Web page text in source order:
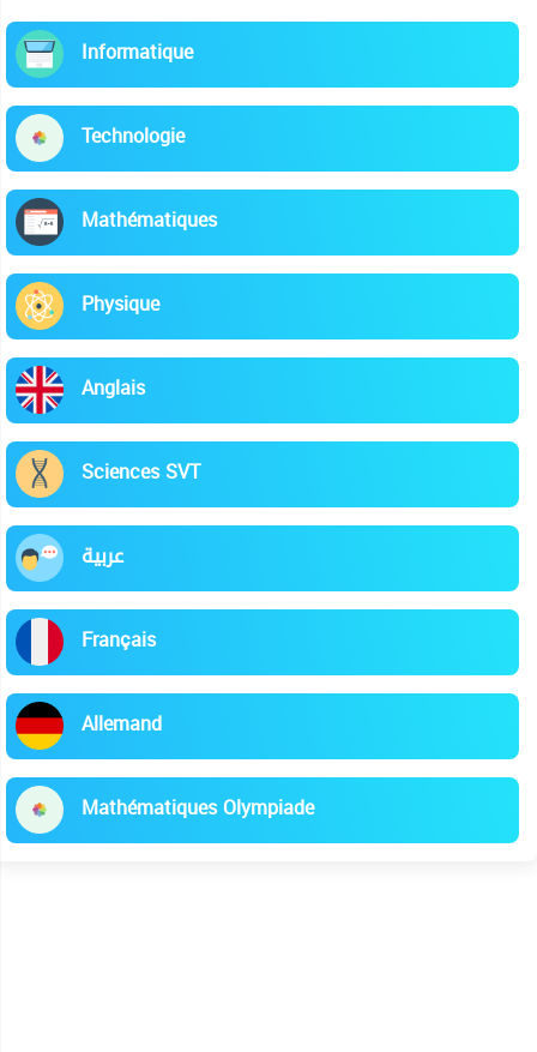
Informatique
Technologie
Mathématiques
Physique
Anglais
Sciences SVT
عربية
Français
Allemand
Mathématiques Olympiade